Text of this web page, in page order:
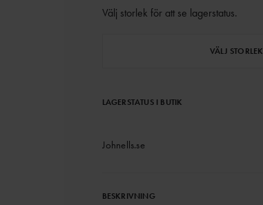
Välj storlek för att se lagerstatus.
VÄLJ STORLEK
LAGERSTATUS I BUTIK
Johnells.se
BESKRIVNING